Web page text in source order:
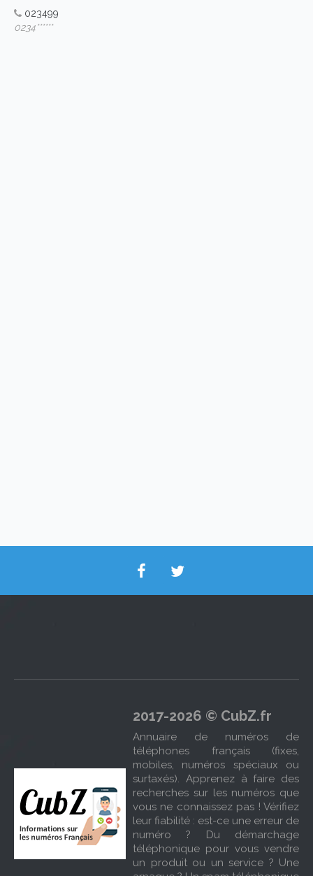
023499
0234******
2017-2026 © CubZ.fr
Annuaire de numéros de
téléphones français (fixes,
mobiles, numéros spéciaux ou
surtaxés). Apprenez à faire des
recherches sur les numéros que
vous ne connaissez pas ! Vérifiez
leur fiabilité : est-ce une erreur de
numéro ? Du démarchage
téléphonique pour vous vendre
un produit ou un service ? Une